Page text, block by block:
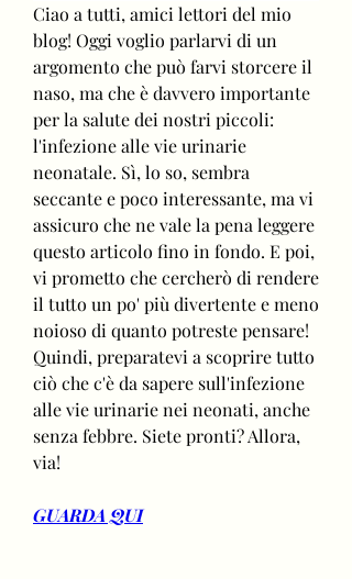
Ciao a tutti, amici lettori del mio
blog! Oggi voglio parlarvi di un
argomento che può farvi storcere il
naso, ma che è davvero importante
per la salute dei nostri piccoli:
l'infezione alle vie urinarie
neonatale. Sì, lo so, sembra
seccante e poco interessante, ma vi
assicuro che ne vale la pena leggere
questo articolo fino in fondo. E poi,
vi prometto che cercherò di rendere
il tutto un po' più divertente e meno
noioso di quanto potreste pensare!
Quindi, preparatevi a scoprire tutto
ciò che c'è da sapere sull'infezione
alle vie urinarie nei neonati, anche
senza febbre. Siete pronti? Allora,
via!
GUARDA QUI